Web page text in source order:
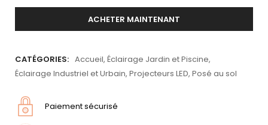
ACHETER MAINTENANT
CATÉGORIES: Accueil, Éclairage Jardin et Piscine,
Éclairage Industriel et Urbain, Projecteurs LED, Posé au sol
Paiement sécurisé